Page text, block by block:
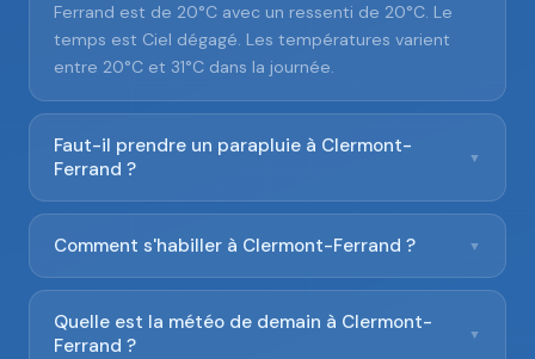
Ferrand est de 20°C avec un ressenti de 20°C. Le
temps est Ciel dégagé. Les températures varient
entre 20°C et 31°C dans la journée.
Faut-il prendre un parapluie à Clermont-
Ferrand ?
▼
Comment s'habiller à Clermont-Ferrand ? ▼
Quelle est la météo de demain à Clermont-
Ferrand ?
▼